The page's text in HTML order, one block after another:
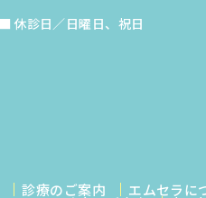
休診日／日曜日、祝日
診療のご案内 エムセラに